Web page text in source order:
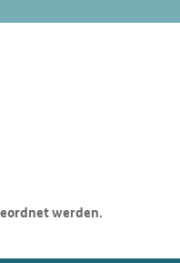
werden.